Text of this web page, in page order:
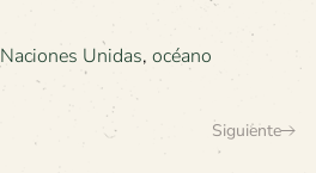
Naciones Unidas, océano
Siguiente